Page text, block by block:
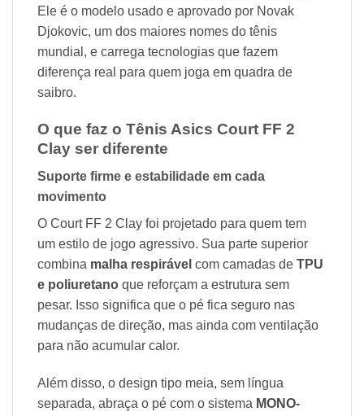
Ele é o modelo usado e aprovado por Novak
Djokovic, um dos maiores nomes do tênis
mundial, e carrega tecnologias que fazem
diferença real para quem joga em quadra de
saibro.
O que faz o Tênis Asics Court FF 2
Clay ser diferente
Suporte firme e estabilidade em cada
movimento
O Court FF 2 Clay foi projetado para quem tem
um estilo de jogo agressivo. Sua parte superior
combina malha respirável com camadas de TPU
e poliuretano que reforçam a estrutura sem
pesar. Isso significa que o pé fica seguro nas
mudanças de direção, mas ainda com ventilação
para não acumular calor.
Além disso, o design tipo meia, sem língua
separada, abraça o pé com o sistema MONO-